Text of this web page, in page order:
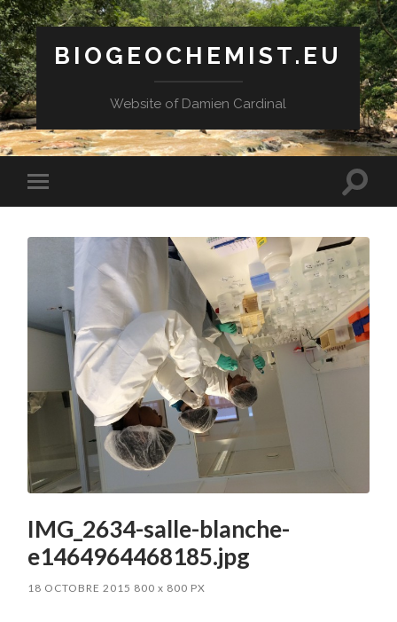
BIOGEOCHEMIST.EU
Website of Damien Cardinal
Toggle
mobile
Toggle
IMG_2634-salle-blanche-
e1464964468185.jpg
18 OCTOBRE 2015 800x 800 PX